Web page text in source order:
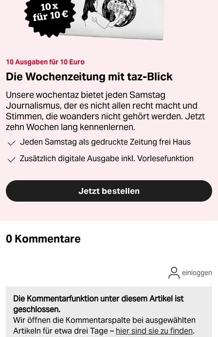
10 Ausgaben für 10 Euro
Die Wochenzeitung mit taz-Blick
Unsere wochentaz bietet jeden Samstag
Journalismus, der es nicht allen recht macht und
Stimmen, die woanders nicht gehört werden. Jetzt
zehn Wochen lang kennenlernen.
Jeden Samstag als gedruckte Zeitung frei Haus
Zusätzlich digitale Ausgabe inkl. Vorlesefunktion
Jetzt bestellen
0 Kommentare
Die Kommentarfunktion unter diesem Artikel ist
geschlossen.
Wir öffnen die Kommentarspalte bei ausgewählten
Artikeln für etwa drei Tage – hier sind sie zu finden.
einloggen